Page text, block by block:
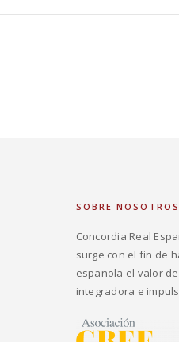
SOBRE NOSOTROS
Concordia Real
surge con el fin de
española el valor
integradora e